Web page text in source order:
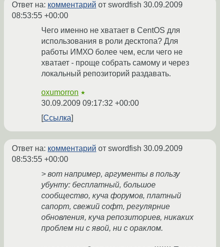
Ответ на: комментарий от swordfish 30.09.2009
08:53:55 +00:00
Чего именно не хватает в CentOS для
использования в роли десктопа? Для
работы ИМХО более чем, если чего не
хватает - проще собрать самому и через
локальный репозиторий раздавать.
oxumorron ★
30.09.2009 09:17:32 +00:00
Ссылка
Ответ на: комментарий от swordfish 30.09.2009
08:53:55 +00:00
> вот например, аргументы в пользу
убунту: бесплатный, большое
сообщество, куча форумов, платный
сапорт, свежий софт, регулярние
обновления, куча репозиториев, никаких
проблем ни с явой, ни с ораклом.